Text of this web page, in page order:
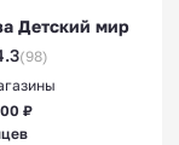
Детский мир
(98)
₽